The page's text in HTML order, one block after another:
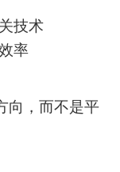
技术
率
向，而不是平